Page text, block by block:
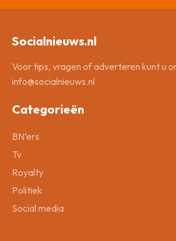
Socialnieuws.nl
Voor tips, vragen of adverteren kunt u
info@socialnieuws.nl
Categorieën
BN’ers
Tv
Royalty
Politiek
Social media